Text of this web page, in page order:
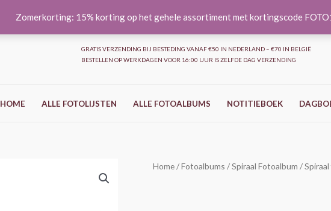
Zomerkorting: 15% korting op het gehele assortiment met kortingscode
GRATIS VERZENDING BIJ BESTEDING VANAF €50 IN NEDERLAND – €70 IN BELGIË
BESTELLEN OP WERKDAGEN VOOR 16:00 UUR IS ZELFDE DAG VERZENDING
HOME ALLE FOTOLIJSTEN ALLE FOTOALBUMS NOTITIEBOEK
Home/Fotoalbums /Spiraal Fotoalbum /
Spiraal